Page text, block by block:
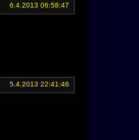
6.4.2013 06:58:47
5.4.2013 22:41:46